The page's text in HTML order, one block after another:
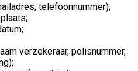
telefoonnummer);
verzekeraar, polisnummer,